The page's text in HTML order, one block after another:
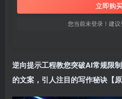
立即购
您当前未登录！建
逆向提示工程教您突破AI常规限
的文案，引人注目的写作秘诀【